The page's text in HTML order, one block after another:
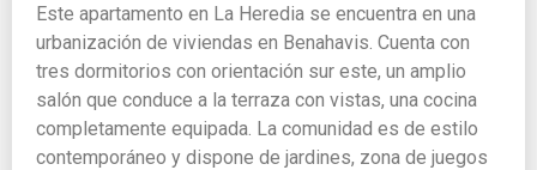
Este apartamento en La Heredia se encuentra en una
urbanización de viviendas en Benahavis. Cuenta con
tres dormitorios con orientación sur este, un amplio
salón que conduce a la terraza con vistas, una cocina
completamente equipada. La comunidad es de estilo
contemporáneo y dispone de jardines, zona de juegos